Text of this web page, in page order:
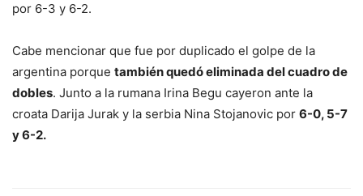
por 6-3 y 6-2.
Cabe mencionar que fue por duplicado el golpe de la
argentina porque también quedó eliminada del cuadro de
dobles. Junto a la rumana Irina Begu cayeron ante la
croata Darija Jurak y la serbia Nina Stojanovic por 6-0, 5-7
y 6-2.